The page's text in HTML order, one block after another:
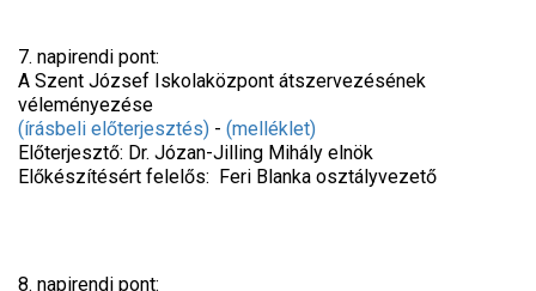
7. napirendi pont:
A Szent József Iskolaközpont átszervezésének
véleményezése
(írásbeli előterjesztés) - (melléklet)
Előterjesztő: Dr. Józan-Jilling Mihály elnök
Előkészítésért felelős: Feri Blanka osztályvezető
8. napirendi pont: